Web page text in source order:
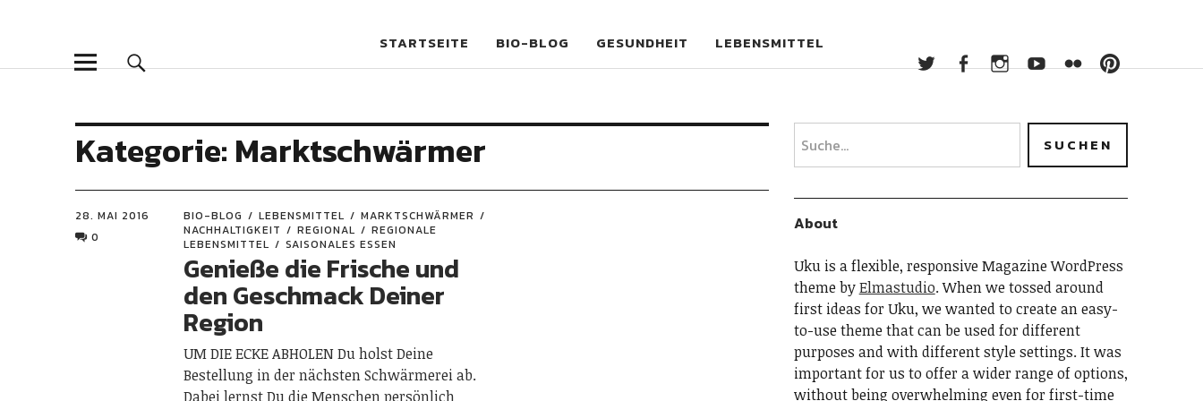
Goldpfeil Blog
STARTSEITE BIO-BLOG GESUNDHEIT LEBENSMITTEL
Kategorie: Marktschwärmer
28. MAI 2016
0
BIO-BLOG LEBENSMITTEL
MARKTSCHWÄRMER
NACHHALTIGKEIT
REGIONAL
REGIONALE
LEBENSMITTEL
SAISONALES ESSEN
Genieße die Frische und
den Geschmack Deiner
Region
UM DIE ECKE ABHOLEN Du holst Deine
Bestellung in der nächsten Schwärmerei ab.
Dabei lernst Du die Menschen persönlich
About
Uku is a flexible, responsive Magazine WordPress
theme byElmastudio. When we tossed around
first ideas for Uku, we wanted to create an easy-
to-use theme that can be used for different
purposes and with different style settings. It was
important for us to offer a wider range of options,
without being overwhelming even for first-time